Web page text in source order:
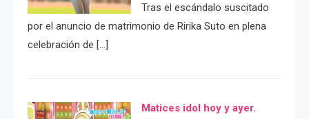
Tras el escándalo suscitado
por el anuncio de matrimonio de Ririka Suto en plena
celebración de […]
Matices idol hoy y ayer.